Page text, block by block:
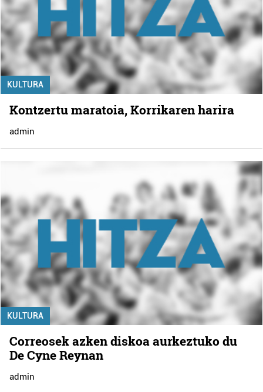
KULTURA
Kontzertu maratoia, Korrikaren harira
admin
KULTURA
Correosek azken diskoa aurkeztuko du
De Cyne Reynan
admin